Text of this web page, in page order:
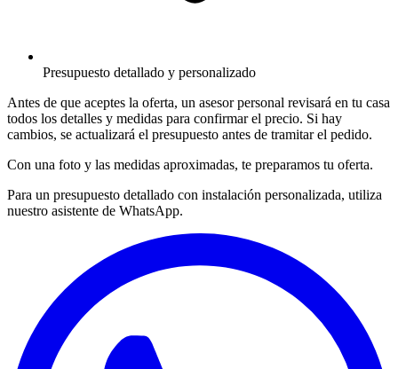
Presupuesto detallado y personalizado
Antes de que aceptes la oferta, un asesor personal revisará en tu casa
todos los detalles y medidas para confirmar el precio. Si hay
cambios, se actualizará el presupuesto antes de tramitar el pedido.
Con una foto y las medidas aproximadas, te preparamos tu oferta.
Para un presupuesto detallado con instalación personalizada, utiliza
nuestro asistente de WhatsApp.